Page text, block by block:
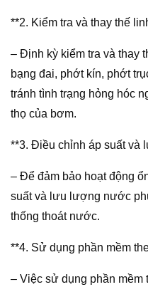
**2. Kiểm tra và thay thế
– Định kỳ kiểm tra và thay
bạng đai, phớt kín, phớt
tránh tình trạng hỏng hóc
thọ của bơm.
**3. Điều chỉnh áp suất và
– Để đảm bảo hoạt động
suất và lưu lượng nước
thống thoát nước.
**4. Sử dụng phần mềm
– Việc sử dụng phần